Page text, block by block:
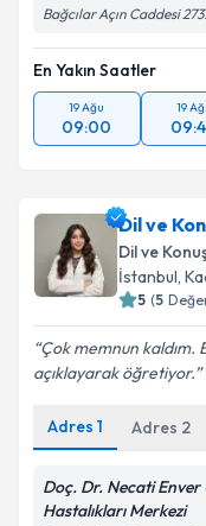
Bağcılar Açın Caddesi
En Yakın Saatler
19 Ağu
09:00
19
Dil ve
Dil ve
İstanbul,
5 (5
Çok memnun kaldım.
açıklayarak öğretiyor.
Adres 1 Adres 2
Doç. Dr. Necati Enver
Hastalıkları Merkezi